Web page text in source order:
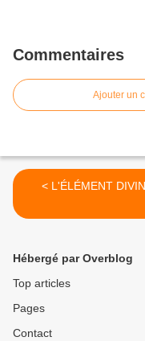
Commentaires
Ajouter un
< L'ÉLÉMENT DIVIN
Hébergé par Overblog
Top articles
Pages
Contact